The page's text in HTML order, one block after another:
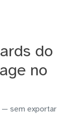
do
no
— sem exportar